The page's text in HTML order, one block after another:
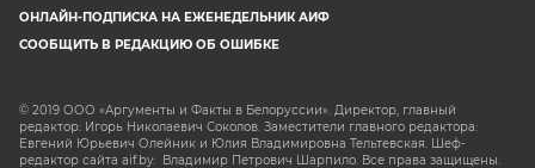
ОНЛАЙН-ПОДПИСКА НА ЕЖЕНЕДЕЛЬНИК АИФ
СООБЩИТЬ В РЕДАКЦИЮ ОБ ОШИБКЕ
© 2019 ООО «Аргументы и Факты в Белоруссии». Директор, главный
редактор: Игорь Николаевич Соколов. Заместители главного редактора:
Евгений Юрьевич Олейник и Юлия Владимировна Тельтевская. Шеф-
редактор сайта aif.by: Владимир Петрович Шарпило. Все права защищены.